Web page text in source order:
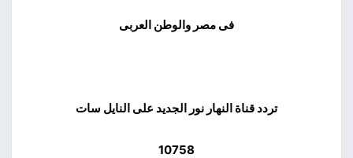
فى مصر والوطن العربى
تردد قناة النهار نور الجديد على النايل سات
10758